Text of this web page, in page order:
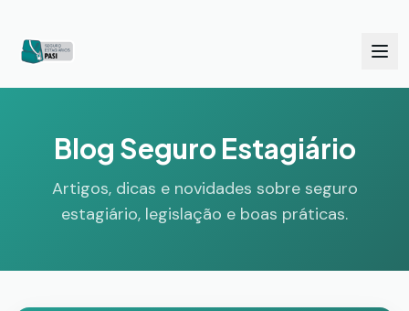
Blog Seguro Estagiário
Artigos, dicas e novidades sobre seguro
estagiário, legislação e boas práticas.